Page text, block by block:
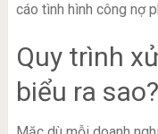
cáo tình hình công nợ
Quy trình
biểu ra sao?